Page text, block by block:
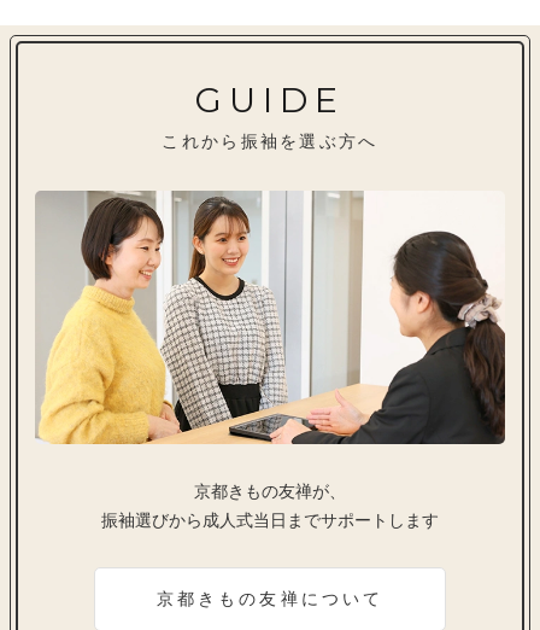
GUIDE
これから振袖を選ぶ方へ
京都きもの友禅が、
振袖選びから成人式当日までサポートします
京都きもの友禅について